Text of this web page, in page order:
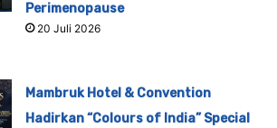
Perimenopause
20 Juli 2026
Mambruk Hotel & Convention
Hadirkan “Colours of India” Special